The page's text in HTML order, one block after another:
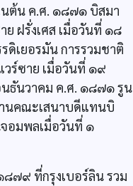
นต้น ค.ศ. ๑๘๗๑ บิสมา
ย ฝรั่งเศส เมื่อวันที่ ๑๘
ดิเยอรมัน การรวมชาติ
วร์ซาย เมื่อวันที่ ๑๙
นธันวาคม ค.ศ. ๑๘๗๑ รูน
านคณะเสนาบดีแทนบิ
อมพลเมื่อวันที่ ๑
๗๙ ที่กรุงเบอร์ลิน รวม